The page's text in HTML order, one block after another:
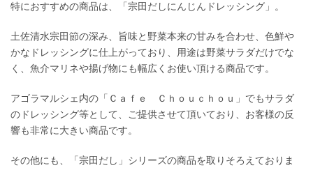
特におすすめの商品は、「宗田だしにんじんドレッシング」。
土佐清水宗田節の深み、旨味と野菜本来の甘みを合わせ、色鮮や
かなドレッシングに仕上がっており、用途は野菜サラダだけでな
く、魚介マリネや揚げ物にも幅広くお使い頂ける商品です。
アゴラマルシェ内の「Ｃａｆｅ Ｃｈｏｕｃｈｏｕ」でもサラダ
のドレッシング等として、ご提供させて頂いており、お客様の反
響も非常に大きい商品です。
その他にも、「宗田だし」シリーズの商品を取りそろえておりま